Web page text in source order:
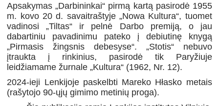
Apsakymas „Darbininkai“ pirmą kartą pasirodė 1955
m. kovo 20 d. savaitraštyje „Nowa Kultura“, tuomet
vadinosi „Tiltas“ ir pelnė Darbo premiją, o jau
dabartiniu pavadinimu pateko į debiutinę knygą
„Pirmasis žingsnis debesyse“. „Stotis“ nebuvo
įtraukta į rinkinius, pasirodė tik Paryžiuje
leidžiamame žurnale „Kultura“ (1962, Nr. 12).
2024-ieji Lenkijoje paskelbti Mareko Hłasko metais
(rašytojo 90-ųjų gimimo metinių proga).